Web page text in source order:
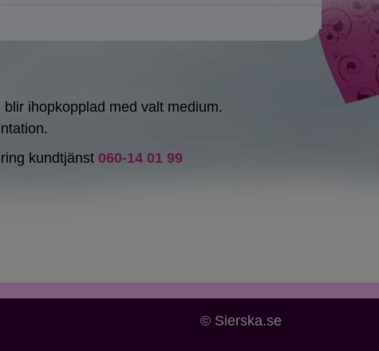
ihopkopplad med valt medium.
kundtjänst 060-14 01 99
© Sierska.se